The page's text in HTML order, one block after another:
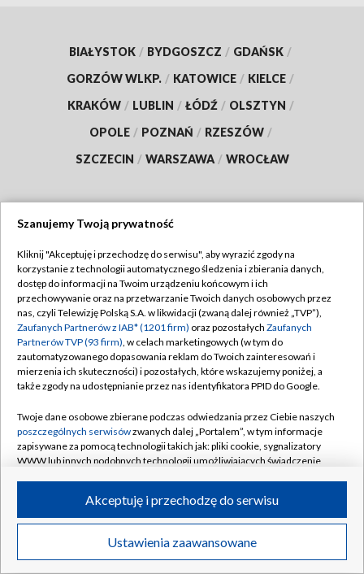
BIAŁYSTOK / BYDGOSZCZ / GDAŃSK /
GORZÓW WLKP. / KATOWICE / KIELCE /
KRAKÓW / LUBLIN / ŁÓDŹ / OLSZTYN /
OPOLE / POZNAŃ / RZESZÓW /
SZCZECIN / WARSZAWA / WROCŁAW
TVP
Abonament TVP
Emisja w TVP
Centrum informacji TVP
Naziemna Telewizja Cyfrowa
Rada Programowa
System NOS
Informacje o nadawcy
Program dla prasy
Ogłoszenie przetargowe
Regulamin TVP
Polityka prywatności
Moje zgody
Pomoc
Kontakt
Kanały
©2026 Telewizja Polska S.A. w likwidacji
Szanujemy Twoją prywatność
Kliknij "Akceptuję i przechodzę do serwisu", aby wyrazić zgody na
korzystanie z technologii automatycznego śledzenia i zbierania danych,
dostęp do informacji na Twoim urządzeniu końcowym i ich
przechowywanie oraz na przetwarzanie Twoich danych osobowych przez
nas, czyli Telewizję Polską S.A. w likwidacji (zwaną dalej również „TVP”),
Zaufanych Partnerów z IAB* (1201 firm) oraz pozostałych Zaufanych
Partnerów TVP (93 firm), w celach marketingowych (w tym do
zautomatyzowanego dopasowania reklam do Twoich zainteresowań i
mierzenia ich skuteczności) i pozostałych, które wskazujemy poniżej, a
także zgody na udostępnianie przez nas identyfikatora PPID do Google.
Twoje dane osobowe zbierane podczas odwiedzania przez Ciebie naszych
poszczególnych serwisówzwanych dalej „Portalem”, w tym informacje
zapisywane za pomocą technologii takich jak: pliki cookie, sygnalizatory
WWW lub innych podobnych technologii umożliwiających świadczenie
ruchu w Internecie.
Twoje dane osobowe zbierane podczas odwiedzania przez Ciebie
poszczególnych serwisówna Portalu, takie jak adresy IP, identyfikatory
Ustawienia zaawansowane
Akceptuję i przechodzę do serwisu